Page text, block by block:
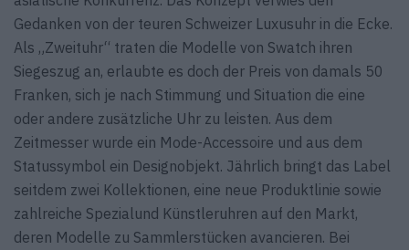
Gedanken von der teuren Schweizer Luxusuhr in die Ecke.
Als „Zweituhr“ traten die Modelle von Swatch ihren
Siegeszug an, erlaubte es doch der Preis von damals 50
Franken, sich je nach Stimmung und Situation die eine
oder andere zusätzliche Uhr zu leisten. Aus dem
Zeitmesser wurde ein Mode-Accessoire und aus dem
Statussymbol ein Designobjekt. Jährlich bringt das Label
seitdem zwei Kollektionen, eine neue Produktlinie sowie
zahlreiche Spezialund Künstleruhren auf den Markt,
deren Modelle zu Sammlerstücken avancieren. Bei